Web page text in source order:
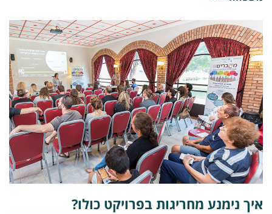
נימנע מחריגות בפרויקט כולו?